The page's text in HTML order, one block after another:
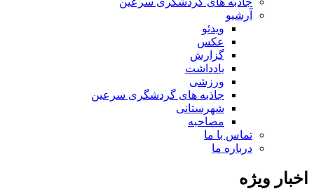
آرشیو
ویدئو
عکس
گزارش
یادداشت
ورزشی
جاذبه های گردشگری سرعین
شهرستانی
مصاحبه
تماس با ما
درباره ما
اخبار ویژه